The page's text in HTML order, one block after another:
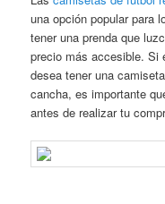
una opción popular para
tener una prenda que
precio más accesible. Si
desea tener una
cancha, es importante
antes de realizar tu